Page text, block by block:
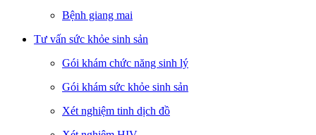
Bệnh giang mai
Tư vấn sức khỏe sinh sản
Gói khám chức năng sinh lý
Gói khám sức khỏe sinh sản
Xét nghiệm tinh dịch đồ